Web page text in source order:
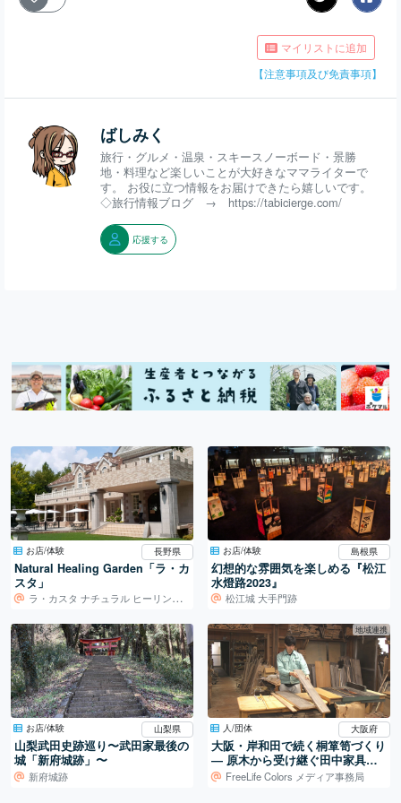
マイリストに追加
【注意事項及び免責事項】
ばしみく
旅行・グルメ・温泉・スキースノーボード・景勝
地・料理など楽しいことが大好きなママライターで
す。 お役に立つ情報をお届けできたら嬉しいです。
◇旅行情報ブログ → https://tabicierge.com/
応援する
お店/体験 長野県
Natural Healing Garden「ラ・カ
スタ」
ラ・カスタ ナチュラル ヒーリング ガーデン
お店/体験 島根県
幻想的な雰囲気を楽しめる『松江
水燈路2023』
松江城 大手門跡
お店/体験 山梨県
山梨武田史跡巡り〜武田家最後の
城「新府城跡」〜
新府城跡
地域連携
人/団体 大阪府
大阪・岸和田で続く桐箪笥づくり
― 原木から受け継ぐ田中家具製
作所の仕事
FreeLife Colors メディア事務局